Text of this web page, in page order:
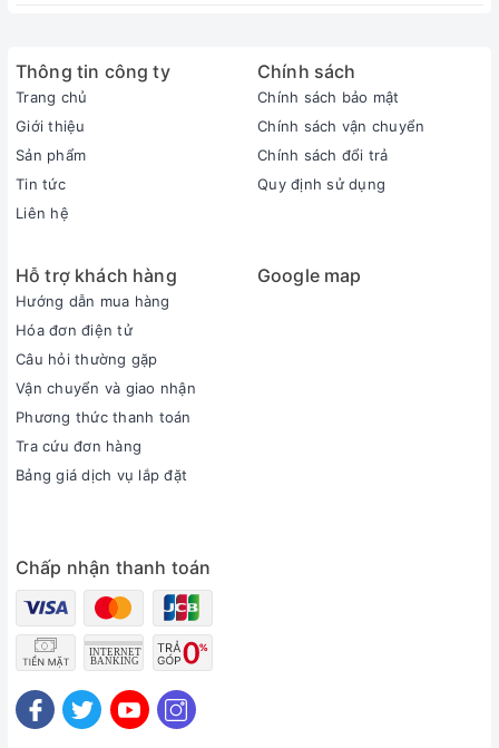
Thông tin công ty
Trang chủ
Giới thiệu
Sản phẩm
Tin tức
Liên hệ
Chính sách
Chính sách bảo mật
Chính sách vận chuyển
Chính sách đổi trả
Quy định sử dụng
Hỗ trợ khách hàng
Hướng dẫn mua hàng
Hóa đơn điện tử
Câu hỏi thường gặp
Vận chuyển và giao nhận
Phương thức thanh toán
Tra cứu đơn hàng
Bảng giá dịch vụ lắp đặt
Google map
Chấp nhận thanh toán